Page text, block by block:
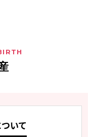
いて